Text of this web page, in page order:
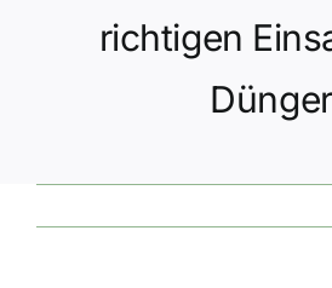
Datenschutzrichtigen
Dünger